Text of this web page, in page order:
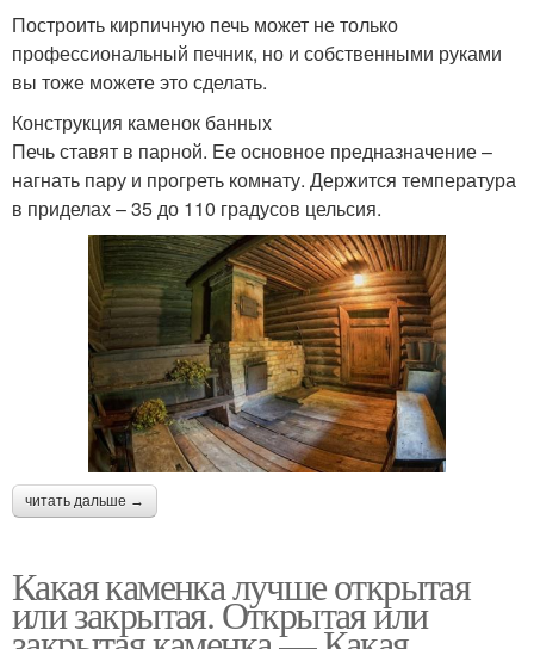
Построить кирпичную печь может не только
профессиональный печник, но и собственными руками
вы тоже можете это сделать.
Конструкция каменок банных
Печь ставят в парной. Ее основное предназначение –
нагнать пару и прогреть комнату. Держится температура
в приделах – 35 до 110 градусов цельсия.
читать дальше →
Какая каменка лучше открытая
или закрытая. Открытая или